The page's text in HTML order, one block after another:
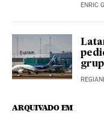
ENRIC
ARQUIVADO EM